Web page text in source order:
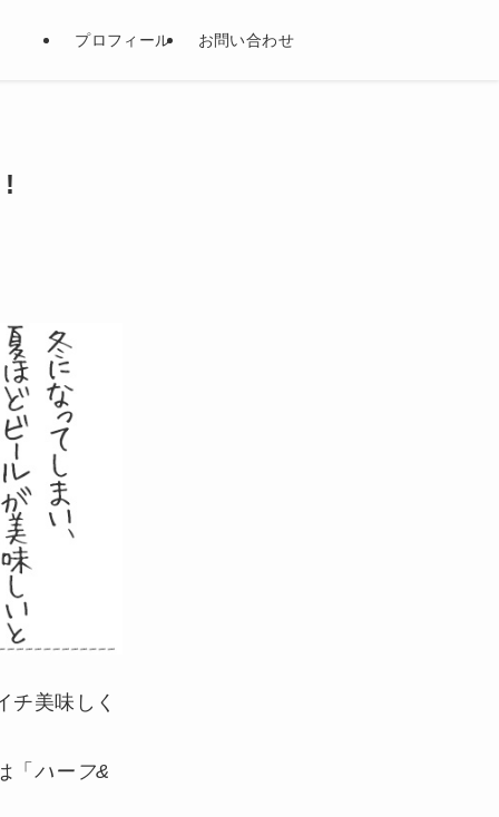
プロフィール お問い合わせ
チ美味しく
「 ハーフ&